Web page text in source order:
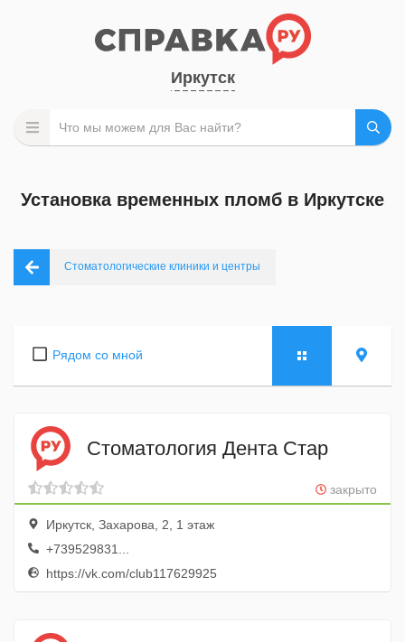
Иркутск
Установка временных пломб в Иркутске
Стоматологические клиники и центры
Рядом со мной
Стоматология Дента Стар
закрыто
Иркутск, Захарова, 2, 1 этаж
+739529831...
https://vk.com/club117629925